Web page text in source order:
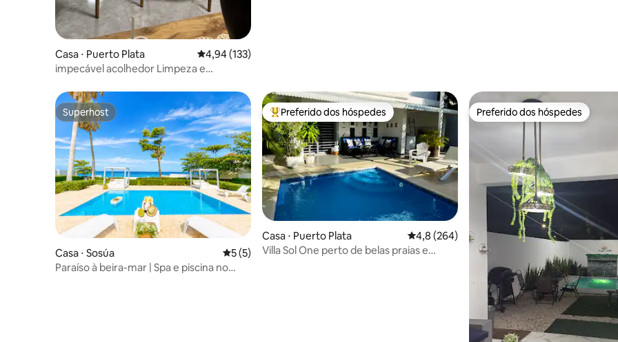
Casa ⋅ Puerto Plata 4,94 de uma avaliação média de 5, 133 avaliações
4,94 (133)
impecável acolhedor Limpeza e
Superhost
Superhost
Casa ⋅ Sosúa 5 de uma avaliação média de 5, 5 avaliações
5 (5)
Paraíso à beira-mar | Spa e piscina no
Entre os melhores preferidos dos hóspedes
Preferido dos hóspedes
Casa ⋅ Puerto Plata 4,8 de uma avaliação média de 5, 264
4,8 (264)
Villa Sol One perto de belas praias e
Preferido dos hóspedes
Preferido dos hóspedes